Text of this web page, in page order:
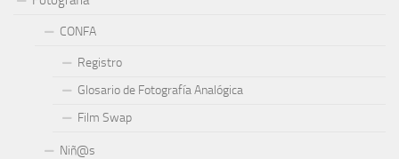
CONFA
Registro
Glosario de Fotografía Analógica
Film Swap
Niñ@s